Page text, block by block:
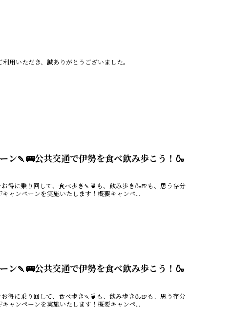
用いただき、誠ありがとうございました。
🍡🚌公共交通で伊勢を食べ飲み歩こう！🍶
得に乗り回して、食べ歩き🍡🍵も、飲み歩き🍶🍺も、思う存分
ャンペーンを実施いたします！概要キャンペ...
🍡🚌公共交通で伊勢を食べ飲み歩こう！🍶
得に乗り回して、食べ歩き🍡🍵も、飲み歩き🍶🍺も、思う存分
ャンペーンを実施いたします！概要キャンペ...